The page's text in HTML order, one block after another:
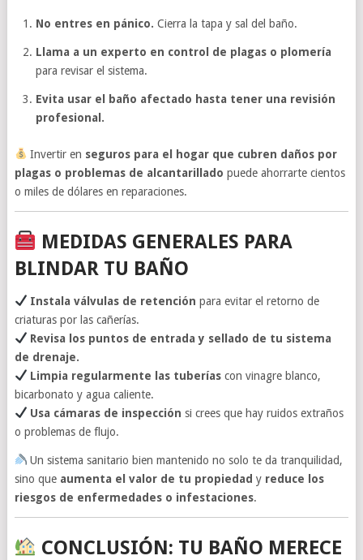
No entres en pánico. Cierra la tapa y sal del baño.
Llama a un experto en control de plagas o plomería
para revisar el sistema.
Evita usar el baño afectado hasta tener una revisión
profesional.
Invertir en seguros para el hogar que cubren daños por
plagas o problemas de alcantarillado puede ahorrarte cientos
o miles de dólares en reparaciones.
MEDIDAS GENERALES PARA
BLINDAR TU BAÑO
Instala válvulas de retención para evitar el retorno de
criaturas por las cañerías.
Revisa los puntos de entrada y sellado de tu sistema
de drenaje.
Limpia regularmente las tuberías con vinagre blanco,
bicarbonato y agua caliente.
Usa cámaras de inspección si crees que hay ruidos extraños
o problemas de flujo.
Un sistema sanitario bien mantenido no solo te da tranquilidad,
sino que aumenta el valor de tu propiedad y reduce los
riesgos de enfermedades o infestaciones.
CONCLUSIÓN: TU BAÑO MERECE